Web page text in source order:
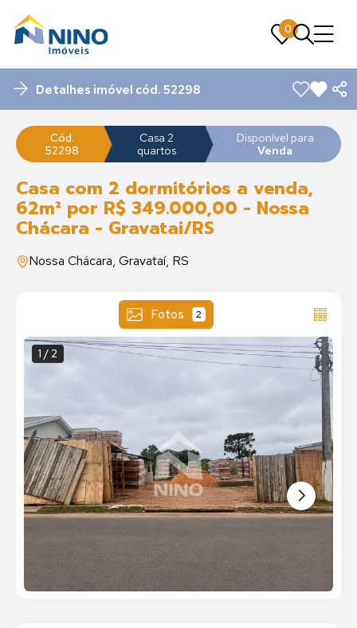
0
0
Detalhes imóvel cód. 52298
Cód.
52298
Casa 2
quartos
Disponível para
Venda
Casa com 2 dormitórios a venda,
62m² por R$ 349.000,00 - Nossa
Chácara - Gravatai/RS
Nossa Chácara, Gravataí, RS
Fotos 2
1 / 2